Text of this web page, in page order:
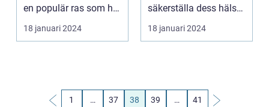
en populär ras som har
en impon...
18 januari 2024
säkerställa dess hälsa
och välbefinnand...
18 januari 2024
1 … 37 38 39 … 41